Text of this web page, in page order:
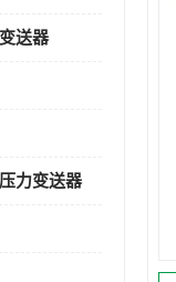
送器
力变送器